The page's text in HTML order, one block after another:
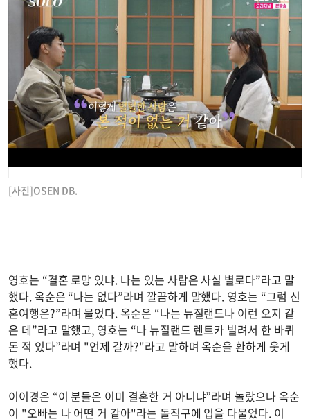
[사진]OSEN DB.
영호는 “결혼 로망 있냐. 나는 있는 사람은 사실 별로다”라고 말
했다. 옥순은 “나는 없다”라며 깔끔하게 말했다. 영호는 “그럼 신
혼여행은?”라며 물었다. 옥순은 “나는 뉴질랜드나 이런 오지 같
은 데”라고 말했고, 영호는 “나 뉴질랜드 렌트카 빌려서 한 바퀴
돈 적 있다”라며 "언제 갈까?"라고 말하며 옥순을 환하게 웃게
했다.
이이경은 “이 분들은 이미 결혼한 거 아니냐”라며 놀랐으나 옥순
이 "오빠는 나 어떤 거 같아"라는 돌직구에 입을 다물었다. 이